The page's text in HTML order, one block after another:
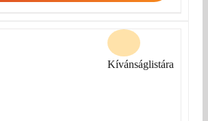
Kívánságlistára